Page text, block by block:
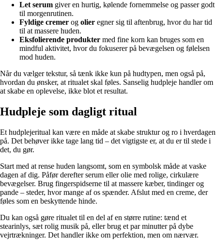
Let serum giver en hurtig, kølende fornemmelse og passer godt
til morgenrutinen.
Fyldige cremer og olier egner sig til aftenbrug, hvor du har tid
til at massere huden.
Eksfolierende produkter med fine korn kan bruges som en
mindful aktivitet, hvor du fokuserer på bevægelsen og følelsen
mod huden.
Når du vælger tekstur, så tænk ikke kun på hudtypen, men også på,
hvordan du ønsker, at ritualet skal føles. Sanselig hudpleje handler om
at skabe en oplevelse, ikke blot et resultat.
Hudpleje som dagligt ritual
Et hudplejeritual kan være en måde at skabe struktur og ro i hverdagen
på. Det behøver ikke tage lang tid – det vigtigste er, at du er til stede i
det, du gør.
Start med at rense huden langsomt, som en symbolsk måde at vaske
dagen af dig. Påfør derefter serum eller olie med rolige, cirkulære
bevægelser. Brug fingerspidserne til at massere kæber, tindinger og
pande – steder, hvor mange af os spænder. Afslut med en creme, der
føles som en beskyttende hinde.
Du kan også gøre ritualet til en del af en større rutine: tænd et
stearinlys, sæt rolig musik på, eller brug et par minutter på dybe
vejrtrækninger. Det handler ikke om perfektion, men om nærvær.